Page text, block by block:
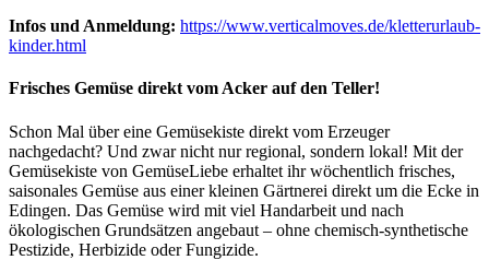
Infos und Anmeldung: https://www.verticalmoves.de/kletterurlaub-
kinder.html
Frisches Gemüse direkt vom Acker auf den Teller!
Schon Mal über eine Gemüsekiste direkt vom Erzeuger
nachgedacht? Und zwar nicht nur regional, sondern lokal! Mit der
Gemüsekiste von GemüseLiebe erhaltet ihr wöchentlich frisches,
saisonales Gemüse aus einer kleinen Gärtnerei direkt um die Ecke in
Edingen. Das Gemüse wird mit viel Handarbeit und nach
ökologischen Grundsätzen angebaut – ohne chemisch-synthetische
Pestizide, Herbizide oder Fungizide.